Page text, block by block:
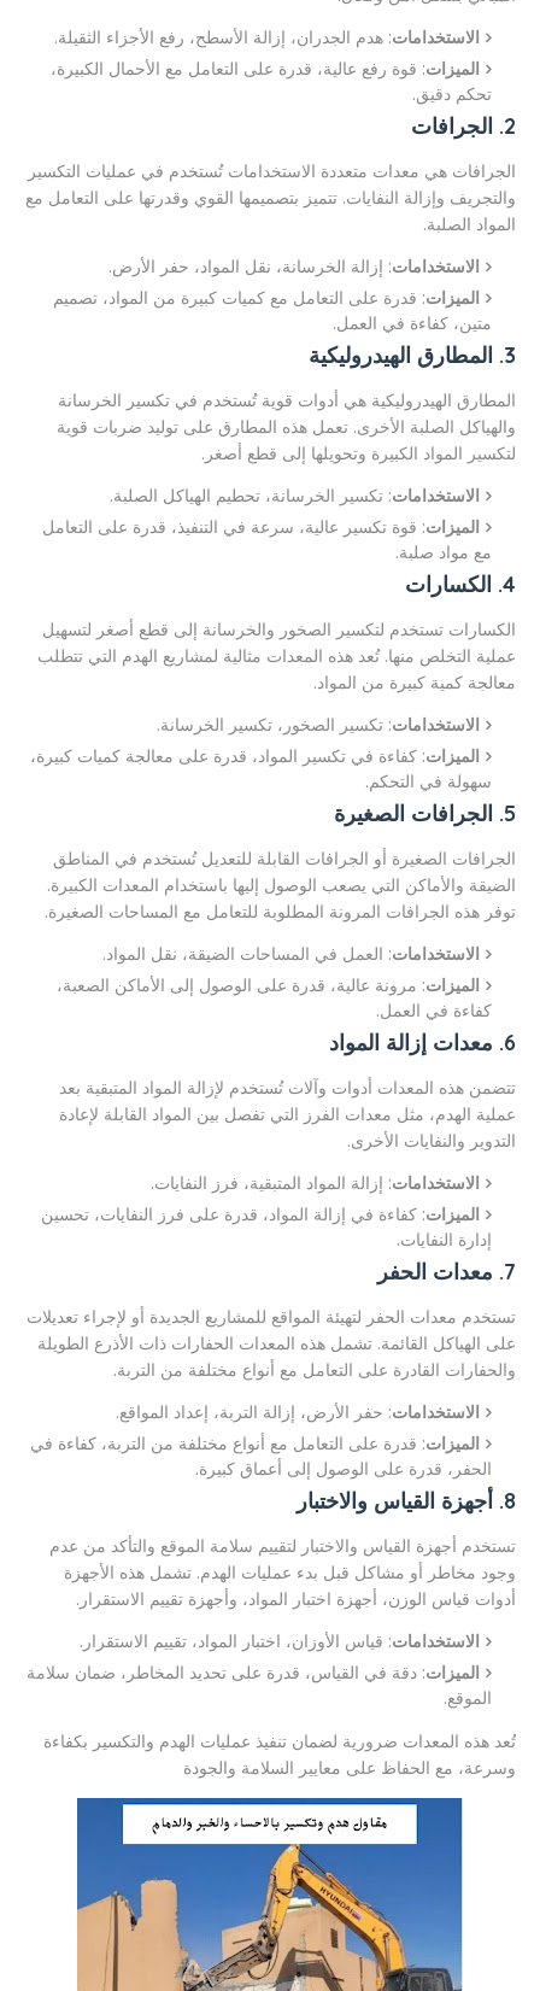
الاستخدامات: هدم الجدران، إزالة الأسطح، رفع الأجزاء الثقيلة.
الميزات: قوة رفع عالية، قدرة على التعامل مع الأحمال الكبيرة،
تحكم دقيق.
2. الجرافات
الجرافات هي معدات متعددة الاستخدامات تُستخدم في عمليات التكسير
والتجريف وإزالة النفايات. تتميز بتصميمها القوي وقدرتها على التعامل مع
المواد الصلبة.
الاستخدامات: إزالة الخرسانة، نقل المواد، حفر الأرض.
الميزات: قدرة على التعامل مع كميات كبيرة من المواد، تصميم
متين، كفاءة في العمل.
3. المطارق الهيدروليكية
المطارق الهيدروليكية هي أدوات قوية تُستخدم في تكسير الخرسانة
والهياكل الصلبة الأخرى. تعمل هذه المطارق على توليد ضربات قوية
لتكسير المواد الكبيرة وتحويلها إلى قطع أصغر.
الاستخدامات: تكسير الخرسانة، تحطيم الهياكل الصلبة.
الميزات: قوة تكسير عالية، سرعة في التنفيذ، قدرة على التعامل
مع مواد صلبة.
4. الكسارات
الكسارات تستخدم لتكسير الصخور والخرسانة إلى قطع أصغر لتسهيل
عملية التخلص منها. تُعد هذه المعدات مثالية لمشاريع الهدم التي تتطلب
معالجة كمية كبيرة من المواد.
الاستخدامات: تكسير الصخور، تكسير الخرسانة.
الميزات: كفاءة في تكسير المواد، قدرة على معالجة كميات كبيرة،
سهولة في التحكم.
5. الجرافات الصغيرة
الجرافات الصغيرة أو الجرافات القابلة للتعديل تُستخدم في المناطق
الضيقة والأماكن التي يصعب الوصول إليها باستخدام المعدات الكبيرة.
توفر هذه الجرافات المرونة المطلوبة للتعامل مع المساحات الصغيرة.
الاستخدامات: العمل في المساحات الضيقة، نقل المواد.
الميزات: مرونة عالية، قدرة على الوصول إلى الأماكن الصعبة،
كفاءة في العمل.
6. معدات إزالة المواد
تتضمن هذه المعدات أدوات وآلات تُستخدم لإزالة المواد المتبقية بعد
عملية الهدم، مثل معدات الفرز التي تفصل بين المواد القابلة لإعادة
التدوير والنفايات الأخرى.
الاستخدامات: إزالة المواد المتبقية، فرز النفايات.
الميزات: كفاءة في إزالة المواد، قدرة على فرز النفايات، تحسين
إدارة النفايات.
7. معدات الحفر
تستخدم معدات الحفر لتهيئة المواقع للمشاريع الجديدة أو لإجراء تعديلات
على الهياكل القائمة. تشمل هذه المعدات الحفارات ذات الأذرع الطويلة
والحفارات القادرة على التعامل مع أنواع مختلفة من التربة.
الاستخدامات: حفر الأرض، إزالة التربة، إعداد المواقع.
الميزات: قدرة على التعامل مع أنواع مختلفة من التربة، كفاءة في
الحفر، قدرة على الوصول إلى أعماق كبيرة.
8. أجهزة القياس والاختبار
تستخدم أجهزة القياس والاختبار لتقييم سلامة الموقع والتأكد من عدم
وجود مخاطر أو مشاكل قبل بدء عمليات الهدم. تشمل هذه الأجهزة
أدوات قياس الوزن، أجهزة اختبار المواد، وأجهزة تقييم الاستقرار.
الاستخدامات: قياس الأوزان، اختبار المواد، تقييم الاستقرار.
الميزات: دقة في القياس، قدرة على تحديد المخاطر، ضمان سلامة
الموقع.
تُعد هذه المعدات ضرورية لضمان تنفيذ عمليات الهدم والتكسير بكفاءة
وسرعة، مع الحفاظ على معايير السلامة والجودة